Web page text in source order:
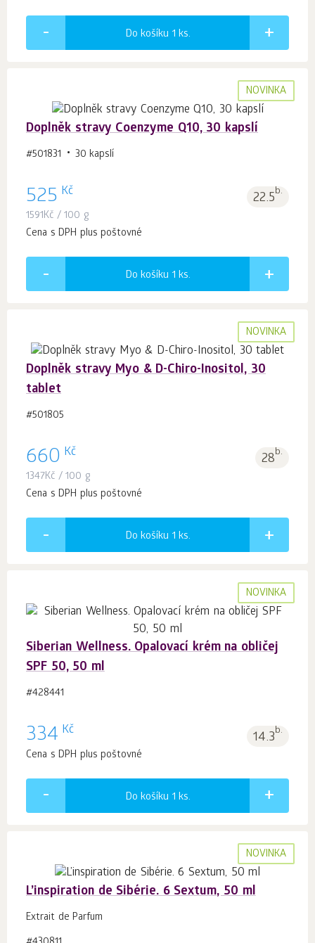
Do košíku 1 ks.
NOVINKA
Doplněk stravy Coenzyme Q10, 30 kapslí
#501831 30 kapslí
525 Kč 22.5b.
1591Kč / 100 g
Cena s DPH plus poštovné
Do košíku 1 ks.
NOVINKA
Doplněk stravy Myo & D-Chiro-Inositol, 30
tablet
#501805
660 Kč 28b.
1347Kč / 100 g
Cena s DPH plus poštovné
Do košíku 1 ks.
NOVINKA
Siberian Wellness. Opalovací krém na obličej
SPF 50, 50 ml
#428441
334 Kč 14.3b.
Cena s DPH plus poštovné
Do košíku 1 ks.
NOVINKA
L’inspiration de Sibérie. 6 Sextum, 50 ml
Extrait de Parfum